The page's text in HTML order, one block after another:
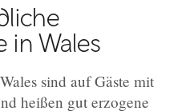
in Wales
sind auf Gäste mit
heißen gut erzogene